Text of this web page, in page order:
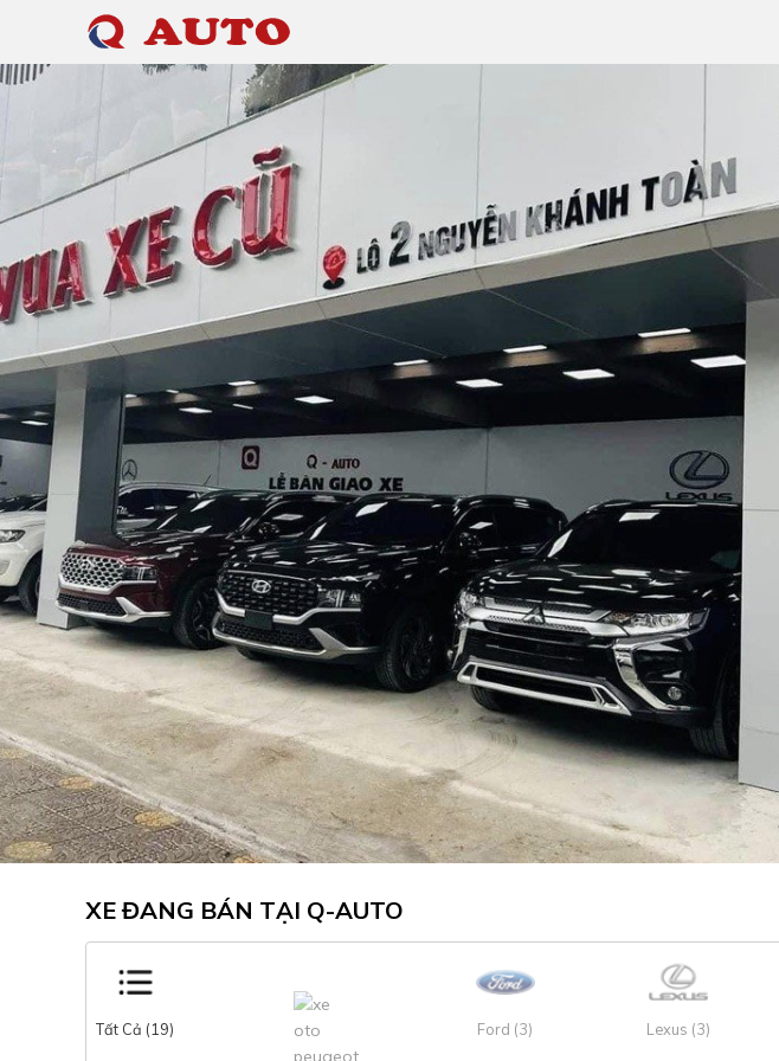
XE ĐANG BÁN TẠI Q-AUTO
Tất Cả (19) Ford (3) Lexus (3)